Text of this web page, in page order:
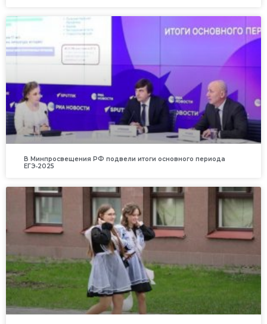
В Минпросвещения РФ подвели итоги основного периода
ЕГЭ‑2025